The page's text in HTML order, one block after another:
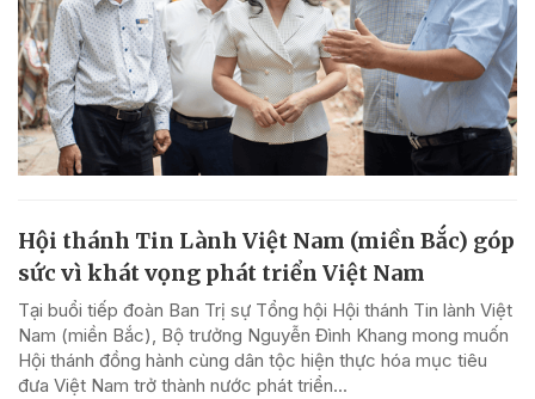
Hội thánh Tin Lành Việt Nam (miền Bắc) góp
sức vì khát vọng phát triển Việt Nam
Tại buổi tiếp đoàn Ban Trị sự Tổng hội Hội thánh Tin lành Việt
Nam (miền Bắc), Bộ trưởng Nguyễn Đình Khang mong muốn
Hội thánh đồng hành cùng dân tộc hiện thực hóa mục tiêu
đưa Việt Nam trở thành nước phát triển...